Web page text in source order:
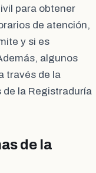
para obtener
de atención,
y si es
algunos
través de la
la Registraduría
de la